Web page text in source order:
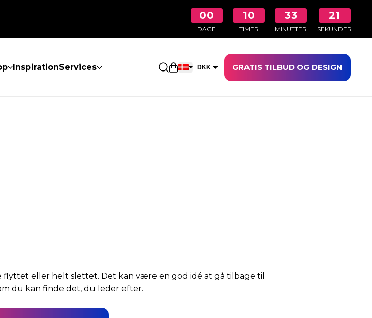
00
DAGE
10
TIMER
33
MINUTTER
20
SEKUNDER
InspirationServices Åbn indkøbskurven
DKK GRATIS TILBUD OG DESIGN
eller helt slettet. Det kan være en god idé at gå tilbage til
du kan finde det, du leder efter.